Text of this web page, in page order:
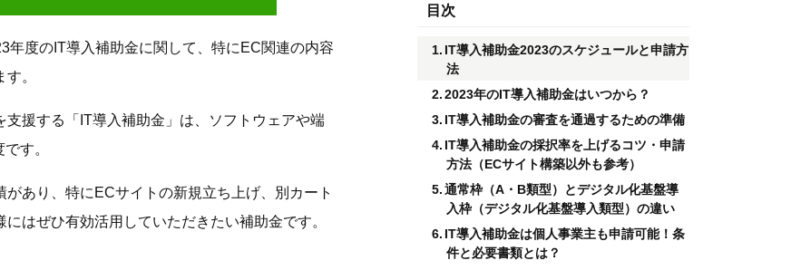
度のIT導入補助金に関して、特にEC関連の内容
。
援する「IT導入補助金」は、ソフトウェアや端
す。
あり、特にECサイトの新規立ち上げ、別カート
はぜひ有効活用していただきたい補助金です。
目次
IT導入補助金2023のスケジュールと申請方
法
2023年のIT導入補助金はいつから？
IT導入補助金の審査を通過するための準備
IT導入補助金の採択率を上げるコツ・申請
方法（ECサイト構築以外も参考）
通常枠（A・B類型）とデジタル化基盤導
入枠（デジタル化基盤導入類型）の違い
IT導入補助金は個人事業主も申請可能！条
件と必要書類とは？